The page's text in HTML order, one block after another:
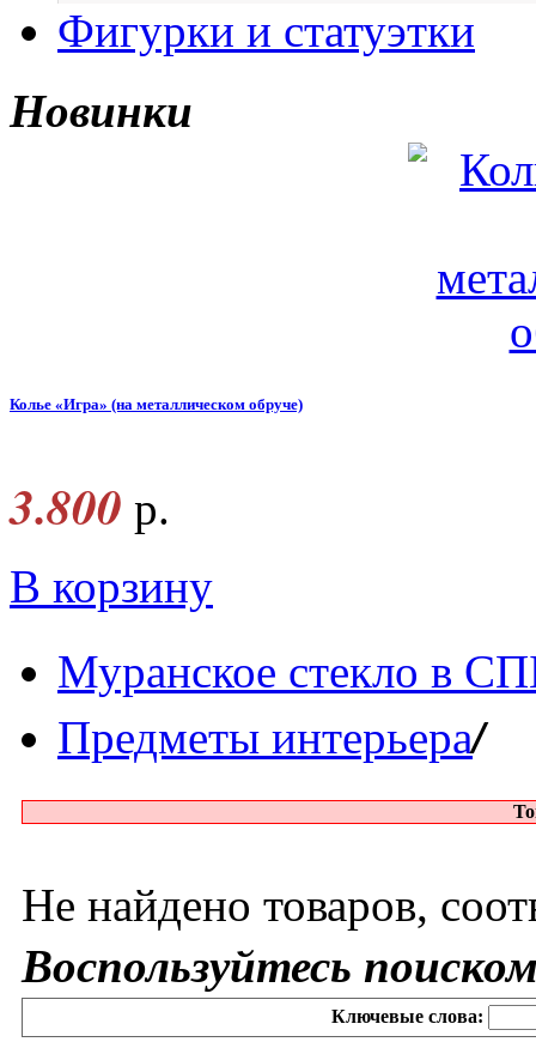
Фигурки и статуэтки
Новинки
Колье «Игра» (на металлическом обруче)
3.800 р.
В корзину
Муранское стекло в
Предметы интерьера/
Не найдено товаров,
Воспользуйтесь
Ключевые слова: